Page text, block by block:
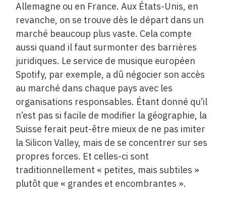
Allemagne ou en France. Aux États-Unis, en
revanche, on se trouve dès le départ dans un
marché beaucoup plus vaste. Cela compte
aussi quand il faut surmonter des barrières
juridiques. Le service de musique européen
Spotify, par exemple, a dû négocier son accès
au marché dans chaque pays avec les
organisations responsables. Étant donné qu’il
n’est pas si facile de modifier la géographie, la
Suisse ferait peut-être mieux de ne pas imiter
la Silicon Valley, mais de se concentrer sur ses
propres forces. Et celles-ci sont
traditionnellement « petites, mais subtiles »
plutôt que « grandes et encombrantes ».